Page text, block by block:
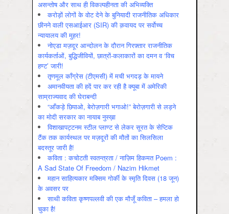
असन्‍तोष और साथ ही विकल्‍पहीनता की अभिव्‍यक्ति
करोड़ों लोगों के वोट देने के बुनियादी राजनीतिक अधिकार
छीनने वाली एसआईआर (SIR) की क़वायद पर सर्वोच्च
न्यायालय की मुहर!
नोएडा मज़दूर आन्दोलन के दौरान गिरफ़्तार राजनीतिक
कार्यकर्ताओं, बुद्धिजीवियों, छात्रों-कलाकारों का दमन व ‘विच
हण्ट’ जारी!
तृणमूल काँग्रेस (टीएमसी) में मची भगदड़ के मायने
अमानवीयता की हदें पार कर रही है क्यूबा में अमेरिकी
साम्राज्यवाद की घेराबन्दी
“आँकड़े छिपाओ, बेरोज़गारी भगाओ!” बेरोज़गारी से लड़ने
का मोदी सरकार का नायाब नुस्ख़ा
विशाखापट्टनम स्टील प्लाण्ट से लेकर सूरत के सेप्टिक
टैंक तक कार्यस्थल पर मज़दूरों की मौतों का सिलसिला
बदस्तूर जारी है!
कविता : कचोटती स्वतन्त्रता / नाज़िम हिकमत Poem :
A Sad State Of Freedom / Nazim Hikmet
महान साहित्यकार मक्सिम गोर्की के स्मृति दिवस (18 जून)
के अवसर पर
साथी कविता कृष्णपल्लवी की एक मौजूँ कविता – हमला हो
चुका है!